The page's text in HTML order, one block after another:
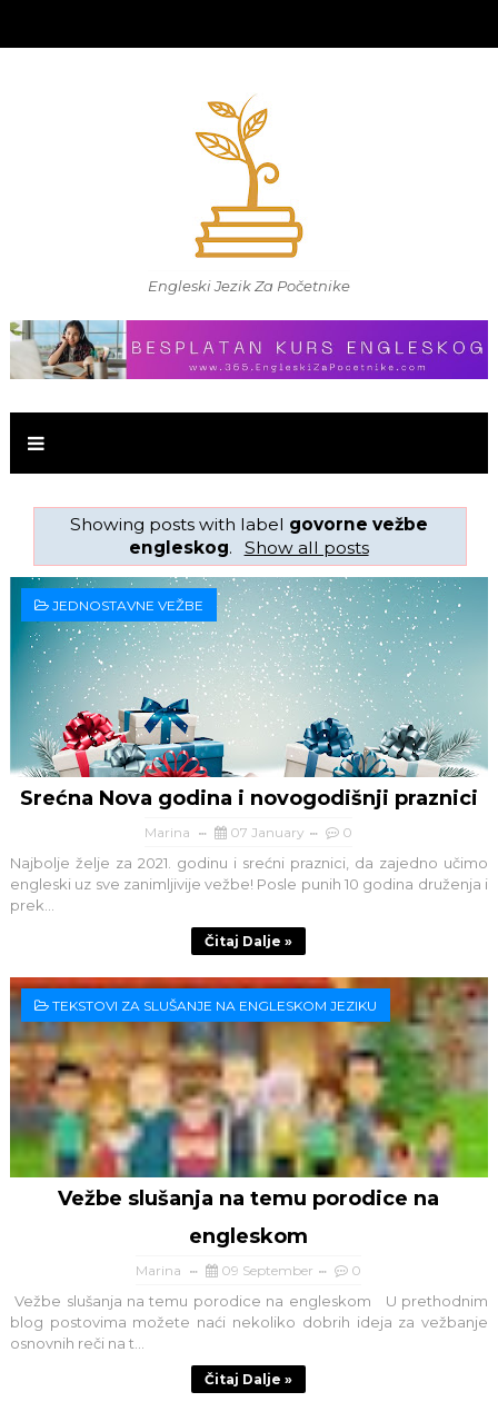
Engleski Jezik Za Početnike
Showing posts with label govorne vežbe
engleskog. Show all posts
JEDNOSTAVNE VEŽBE
Srećna Nova godina i novogodišnji praznici
Marina 07 January 0
Najbolje želje za 2021. godinu i srećni praznici, da zajedno učimo
engleski uz sve zanimljivije vežbe! Posle punih 10 godina druženja i
prek...
Čitaj Dalje »
TEKSTOVI ZA SLUŠANJE NA ENGLESKOM JEZIKU
Vežbe slušanja na temu porodice na
engleskom
Marina 09 September 0
Vežbe slušanja na temu porodice na engleskom U prethodnim
blog postovima možete naći nekoliko dobrih ideja za vežbanje
osnovnih reči na t...
Čitaj Dalje »